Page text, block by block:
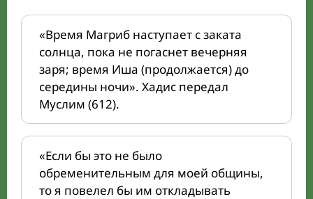
«Время Магриб наступает с заката
солнца, пока не погаснет вечерняя
заря; время Иша (продолжается) до
середины ночи». Хадис передал
Муслим (612).
«Если бы это не было
обременительным для моей общины,
то я повелел бы им откладывать